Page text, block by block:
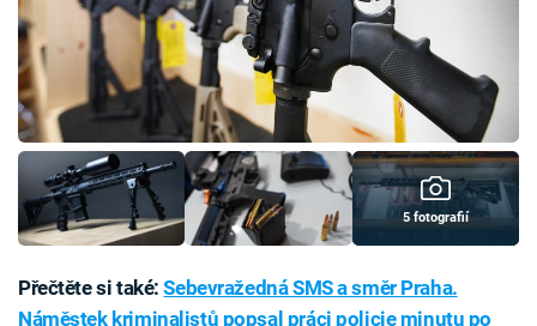
5 fotografií
Přečtěte si také:Sebevražedná SMS a směr Praha.
Náměstek kriminalistů popsal práci policie minutu po